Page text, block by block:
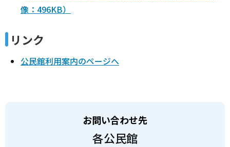
像：496KB）
リンク
公民館利用案内のページへ
お問い合わせ先
各公民館